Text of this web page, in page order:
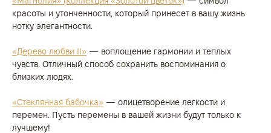
красоты и утонченности, который принесет в вашу жизнь
нотку элегантности.
«Дерево любви II» — воплощение гармонии и теплых
чувств. Отличный способ сохранить воспоминания о
близких людях.
«Стеклянная бабочка» — олицетворение легкости и
перемен. Пусть перемены в вашей жизни будут только к
лучшему!